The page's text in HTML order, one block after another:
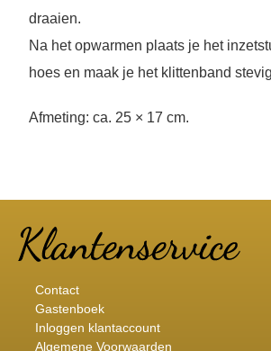
draaien.
Na het opwarmen plaats je het
hoes en maak je het klittenband
Afmeting: ca. 25 × 17 cm.
Contact
Gastenboek
Inloggen klantaccount
Algemene Voorwaarden